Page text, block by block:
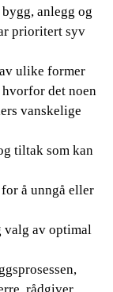
anlegg og
prioritert syv
ulike former
det noen
vanskelige
tiltak som kan
å unngå eller
av optimal
rådgiver,